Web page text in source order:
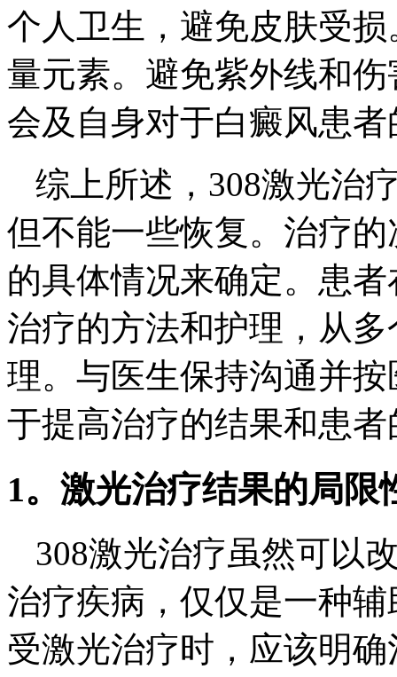
个人卫生，避免皮肤受
量元素。避免紫外线和
会及自身对于白癜风患
综上所述，308激光治
但不能一些恢复。治疗
的具体情况来确定。患
治疗的方法和护理，从
理。与医生保持沟通并
于提高治疗的结果和患
1。激光治疗结果的局限
308激光治疗虽然可以
治疗疾病，仅仅是一种
受激光治疗时，应该明